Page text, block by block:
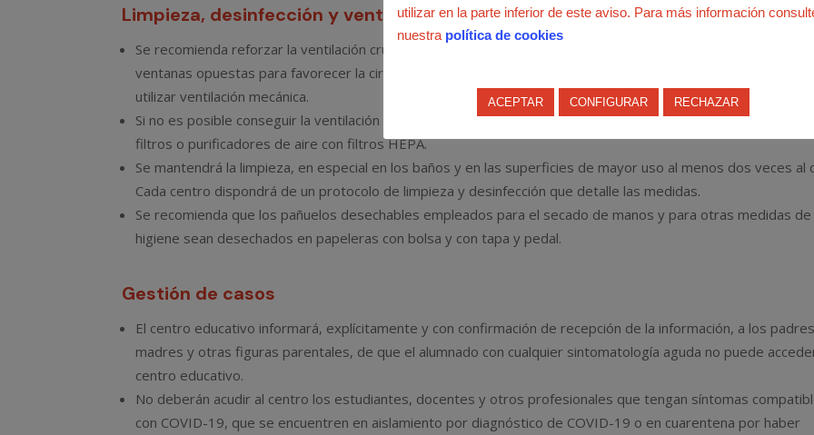
Limpieza, desinfección y ventilación del centro
Se recomienda reforzar la ventilación cruzada, si es posible de forma permanente, con apertura de puertas o
ventanas opuestas para favorecer la circulación del aire. Si la ventilación natural no es suficiente, se puede
utilizar ventilación mecánica.
Si no es posible conseguir la ventilación adecuada mediante ventilación natural o mecánica, se podrían utilizar
filtros o purificadores de aire con filtros HEPA.
Se mantendrá la limpieza, en especial en los baños y en las superficies de mayor uso al menos dos veces al
Cada centro dispondrá de un protocolo de limpieza y desinfección que detalle las medidas.
Se recomienda que los pañuelos desechables empleados para el secado de manos y para otras medidas de
higiene sean desechados en papeleras con bolsa y con tapa y pedal.
Gestión de casos
El centro educativo informará, explícitamente y con confirmación de recepción de la información, a los
madres y otras figuras parentales, de que el alumnado con cualquier sintomatología aguda no puede
centro educativo.
No deberán acudir al centro los estudiantes, docentes y otros profesionales que tengan síntomas
con COVID-19, que se encuentren en aislamiento por diagnóstico de COVID-19 o en cuarentena por haber
utilizar en la parte inferior de este aviso. Para más información
nuestra política de cookies
ACEPTAR CONFIGURAR RECHAZAR